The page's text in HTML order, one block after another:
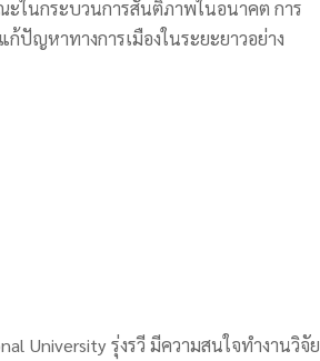
ในกระบวนการสันติภาพในอนาคต การ
ญหาทางการเมืองในระยะยาวอย่าง
University รุ่งรวี มีความสนใจทำงานวิจัย